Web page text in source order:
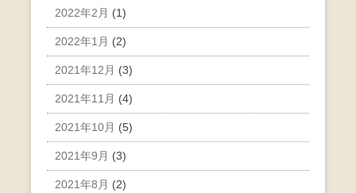
2022年2月 (1)
2022年1月 (2)
2021年12月 (3)
2021年11月 (4)
2021年10月 (5)
2021年9月 (3)
2021年8月 (2)